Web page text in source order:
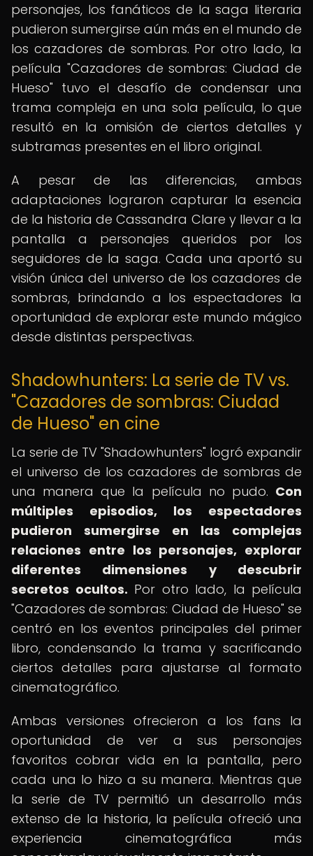
personajes, los fanáticos de la saga literaria
pudieron sumergirse aún más en el mundo de
los cazadores de sombras. Por otro lado, la
película "Cazadores de sombras: Ciudad de
Hueso" tuvo el desafío de condensar una
trama compleja en una sola película, lo que
resultó en la omisión de ciertos detalles y
subtramas presentes en el libro original.
A pesar de las diferencias, ambas
adaptaciones lograron capturar la esencia
de la historia de Cassandra Clare y llevar a la
pantalla a personajes queridos por los
seguidores de la saga. Cada una aportó su
visión única del universo de los cazadores de
sombras, brindando a los espectadores la
oportunidad de explorar este mundo mágico
desde distintas perspectivas.
Shadowhunters: La serie de TV vs.
"Cazadores de sombras: Ciudad
de Hueso" en cine
La serie de TV "Shadowhunters" logró expandir
el universo de los cazadores de sombras de
una manera que la película no pudo. Con
múltiples episodios, los espectadores
pudieron sumergirse en las complejas
relaciones entre los personajes, explorar
diferentes dimensiones y descubrir
secretos ocultos. Por otro lado, la película
"Cazadores de sombras: Ciudad de Hueso" se
centró en los eventos principales del primer
libro, condensando la trama y sacrificando
ciertos detalles para ajustarse al formato
cinematográfico.
Ambas versiones ofrecieron a los fans la
oportunidad de ver a sus personajes
favoritos cobrar vida en la pantalla, pero
cada una lo hizo a su manera. Mientras que
la serie de TV permitió un desarrollo más
extenso de la historia, la película ofreció una
experiencia cinematográfica más